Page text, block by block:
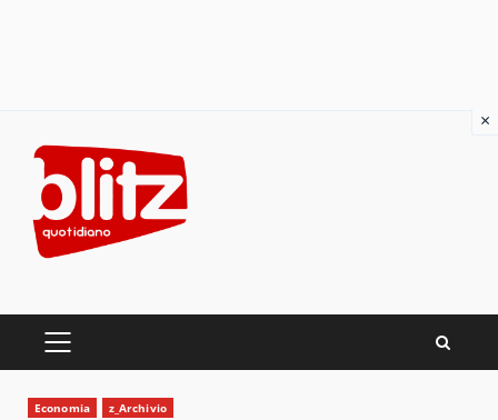
content
PRIMARY
Economia z_Archivio
×